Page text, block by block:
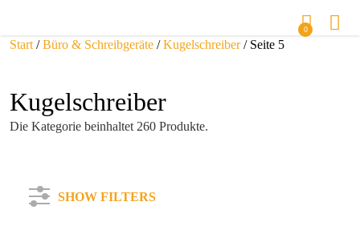
0
Start /Büro & Schreibgeräte /Kugelschreiber/ Seite 5
Kugelschreiber
Die Kategorie beinhaltet 260 Produkte.
SHOW FILTERS